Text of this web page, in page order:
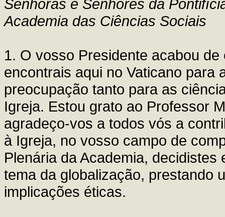
Senhoras e Senhores da
Academia das Ciências Sociais
1. O vosso Presidente acabou
encontrais aqui no Vaticano para
preocupação tanto para as
Igreja. Estou grato ao Professor
agradeço-vos a todos vós a
à Igreja, no vosso campo de
Plenária da Academia,
tema da globalização, prestando
implicações éticas.